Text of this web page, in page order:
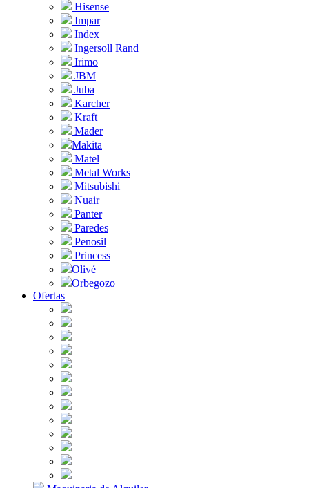
Hisense
Impar
Index
Ingersoll Rand
Irimo
JBM
Juba
Karcher
Kraft
Mader
Makita
Matel
Metal Works
Mitsubishi
Nuair
Panter
Paredes
Penosil
Princess
Olivé
Orbegozo
Ofertas